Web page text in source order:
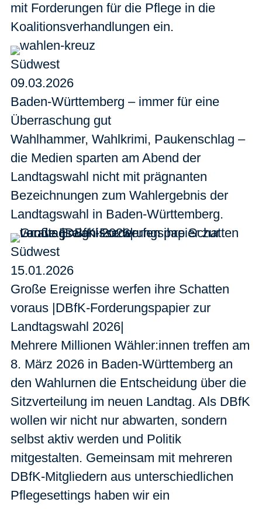
mit Forderungen für die Pflege in die
Koalitionsverhandlungen ein.
Südwest
09.03.2026
Baden-Württemberg – immer für eine
Überraschung gut
Wahlhammer, Wahlkrimi, Paukenschlag –
die Medien sparten am Abend der
Landtagswahl nicht mit prägnanten
Bezeichnungen zum Wahlergebnis der
Landtagswahl in Baden-Württemberg.
Südwest
15.01.2026
Große Ereignisse werfen ihre Schatten
voraus |DBfK-Forderungspapier zur
Landtagswahl 2026|
Mehrere Millionen Wähler:innen treffen am
8. März 2026 in Baden-Württemberg an
den Wahlurnen die Entscheidung über die
Sitzverteilung im neuen Landtag. Als DBfK
wollen wir nicht nur abwarten, sondern
selbst aktiv werden und Politik
mitgestalten. Gemeinsam mit mehreren
DBfK-Mitgliedern aus unterschiedlichen
Pflegesettings haben wir ein